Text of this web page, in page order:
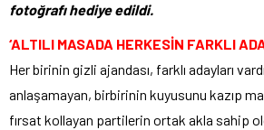
fotoğrafı hediye edildi.
‘ALTILI MASADA HERKESİN FARKLI
Her birinin gizli ajandası, farklı adayları
anlaşamayan, birbirinin kuyusunu kazıp
fırsat kollayan partilerin ortak akla sahip